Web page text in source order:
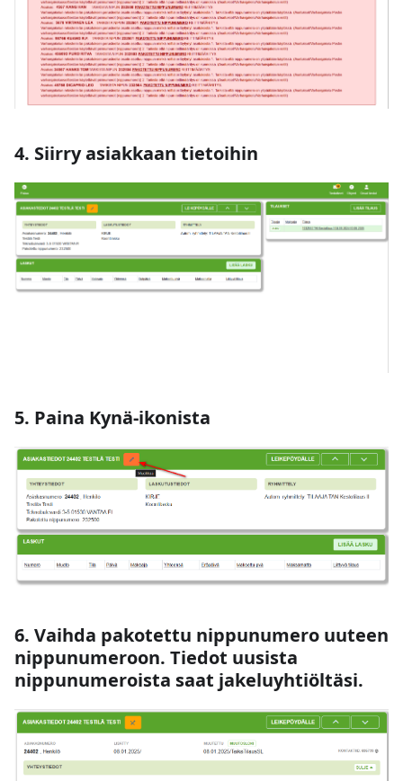
4. Siirry asiakkaan tietoihin
5. Paina Kynä-ikonista
6. Vaihda pakotettu nippunumero uuteen
nippunumeroon. Tiedot uusista
nippunumeroista saat jakeluyhtiöltäsi.